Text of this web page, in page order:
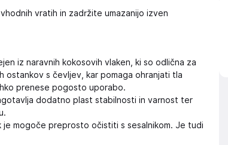
vratih in zadržite umazanijo izven
iz naravnih kokosovih vlaken, ki so odlična za
ostankov s čevljev, kar pomaga ohranjati tla
prenese pogosto uporabo.
dodatno plast stabilnosti in varnost ter
je mogoče preprosto očistiti s sesalnikom. Je tudi